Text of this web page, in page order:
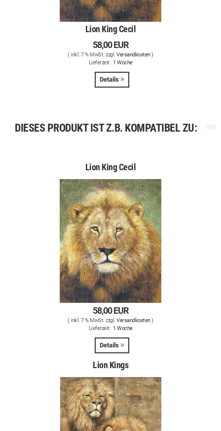
Lion King Cecil
58,00 EUR
( inkl. 7 % MwSt. zzgl.Versandkosten)
Lieferzeit: 1 Woche
Details
DIESES PRODUKT IST Z.B. KOMPATIBEL ZU:
Lion King Cecil
58,00 EUR
( inkl. 7 % MwSt. zzgl.Versandkosten)
Lieferzeit: 1 Woche
Details
Lion Kings